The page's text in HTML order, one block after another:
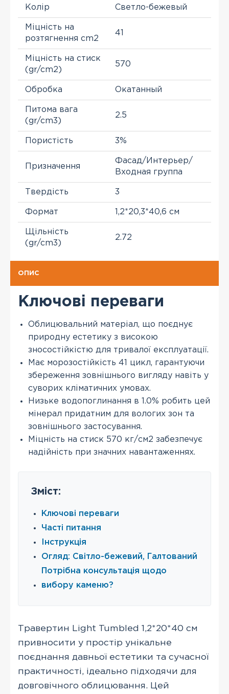
Колір Светло-бежевый
Міцність на
розтягнення cm2
41
Міцність на стиск
(gr/cm2)
570
Обробка Окатанный
Питома вага
(gr/cm3)
2.5
Пористість 3%
Призначення
Фасад/Интерьер/
Входная группа
Твердість 3
Формат 1,2*20,3*40,6 см
Щільність
(gr/cm3)
2.72
ОПИС
Ключові переваги
Облицювальний матеріал, що поєднує
природну естетику з високою
зносостійкістю для тривалої експлуатації.
Має морозостійкість 41 цикл, гарантуючи
збереження зовнішнього вигляду навіть у
суворих кліматичних умовах.
Низьке водопоглинання в 1.0% робить цей
мінерал придатним для вологих зон та
зовнішнього застосування.
Міцність на стиск 570 кг/см2 забезпечує
надійність при значних навантаженнях.
Зміст:
Ключові переваги
Часті питання
Інструкція
Огляд: Світло-бежевий, Галтований
Потрібна консультація щодо
вибору каменю?
Травертин Light Tumbled 1,2*20*40 см
привносити у простір унікальне
поєднання давньої естетики та сучасної
практичності, ідеально підходячи для
довговічного облицювання. Цей